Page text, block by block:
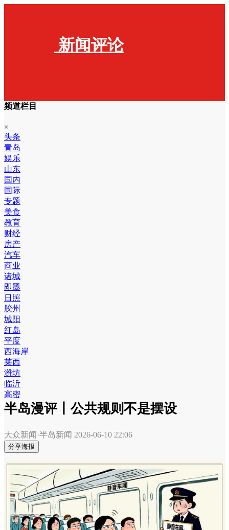
新闻评论
频道栏目
×
头条
青岛
娱乐
山东
国内
国际
专题
美食
教育
财经
房产
汽车
商业
诸城
即墨
日照
胶州
城阳
红岛
平度
西海岸
莱西
潍坊
临沂
高密
半岛漫评丨公共规则不是摆设
大众新闻·半岛新闻 2026-06-10 22:06
分享海报